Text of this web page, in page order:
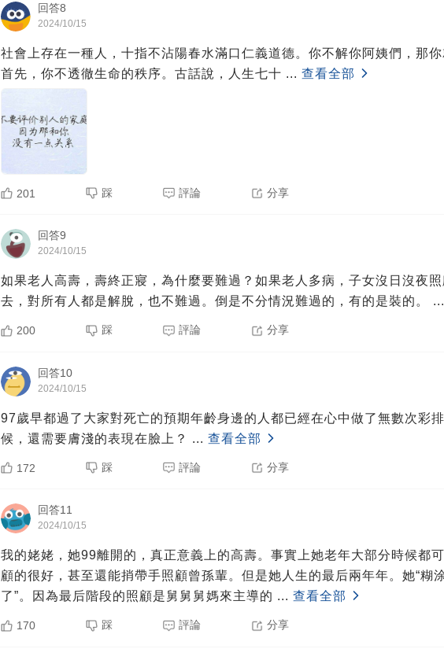
回答8
2024/10/15
社會上存在一種人，十指不沾陽春水滿口仁義道德。你不解你阿姨們，那你
首先，你不透徹生命的秩序。古話說，人生七十 ... 查看全部
201 踩 評論 分享
回答9
2024/10/15
如果老人高壽，壽終正寢，為什麼要難過？如果老人多病，子女沒日沒夜
去，對所有人都是解脫，也不難過。倒是不分情況難過的，有的是裝的。 ...
200 踩 評論 分享
回答10
2024/10/15
97歲早都過了大家對死亡的預期年齡身邊的人都已經在心中做了無數次彩
候，還需要膚淺的表現在臉上？ ... 查看全部
172 踩 評論 分享
回答11
2024/10/15
我的姥姥，她99離開的，真正意義上的高壽。事實上她老年大部分時候都
顧的很好，甚至還能捎帶手照顧曾孫輩。但是她人生的最后兩年年。她“糊
了”。因為最后階段的照顧是舅舅舅媽來主導的 ... 查看全部
170 踩 評論 分享